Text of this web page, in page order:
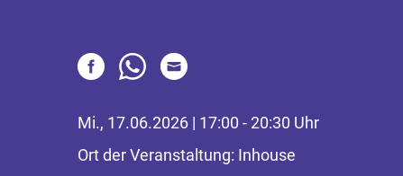
Mi., 17.06.2026 | 17:00 - 20:30 Uhr
Ort der Veranstaltung: Inhouse